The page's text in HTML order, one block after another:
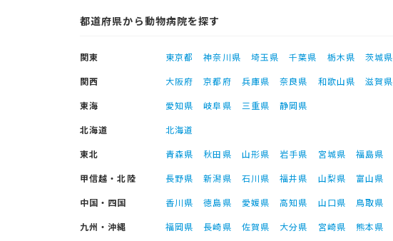
都道府県から動物病院を探す
関東 東京都 神奈川県 埼玉県 千葉県 栃木県 茨城県
関西
大阪府 京都府 兵庫県 奈良県 和歌山県
滋賀県
東海
愛知県 岐阜県 三重県
静岡県
北海道
北海道
東北
青森県 秋田県 山形県 岩手県 宮城県
福島県
甲信越・北陸
長野県 新潟県 石川県 福井県 山梨県
富山県
中国・四国
香川県 徳島県 愛媛県 高知県 山口県 鳥取県
九州・沖縄
福岡県 長崎県 佐賀県 大分県 宮崎県 熊本県